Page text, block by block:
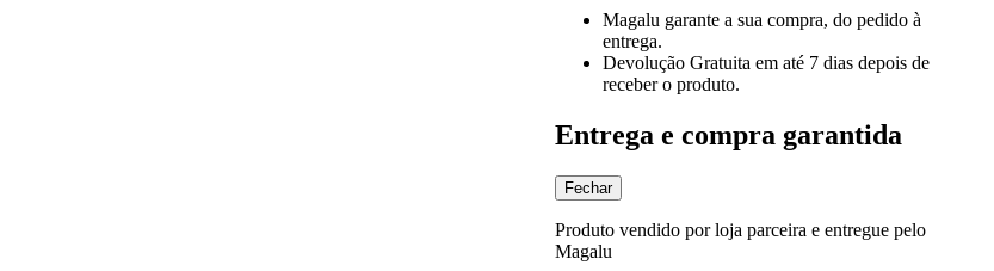
Magalu garante a sua compra, do pedido à
entrega.
Devolução Gratuita em até 7 dias depois de
receber o produto.
Entrega e compra garantida
Fechar
Produto vendido por loja parceira e entregue pelo
Magalu